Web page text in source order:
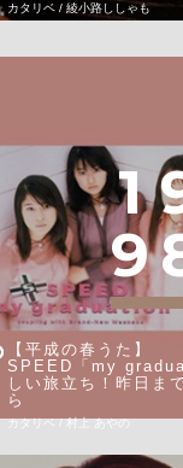
カタリベ / 綾小路ししゃも
1
9
【平成の春うた】
SPEED「my
しい旅立ち！昨日ま
ら
カタリベ / 村上 あやの